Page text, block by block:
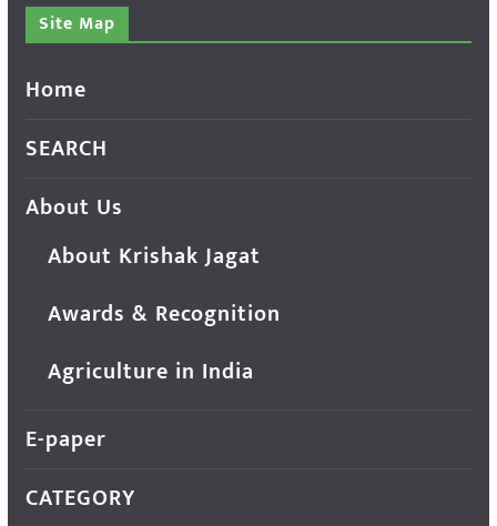
Site Map
Home
SEARCH
About Us
About Krishak Jagat
Awards & Recognition
Agriculture in India
E-paper
CATEGORY